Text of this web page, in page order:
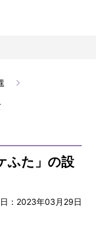
ふた」の設
：2023年03月29日